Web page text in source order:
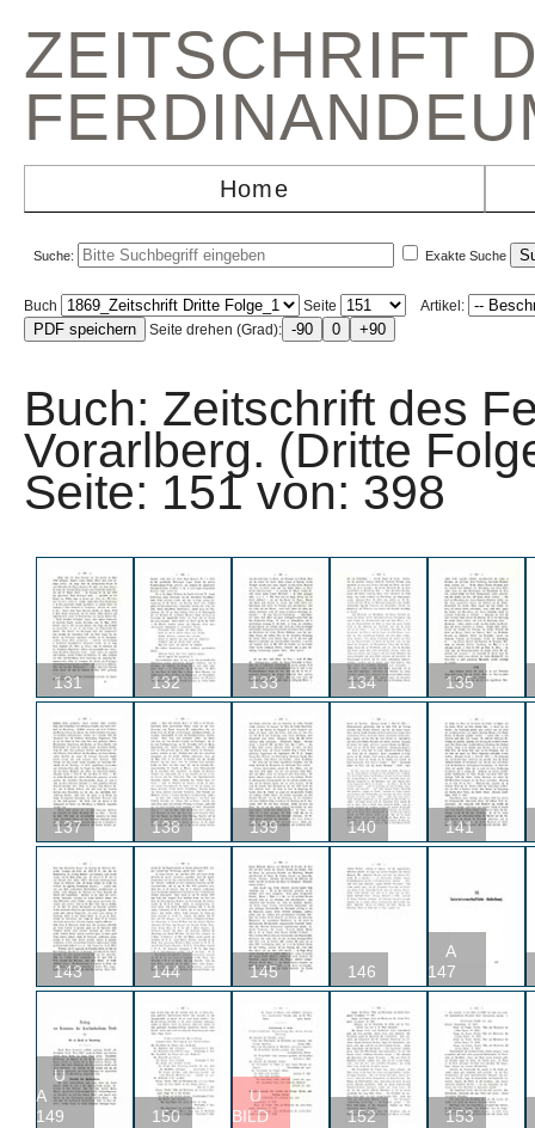
ZEITSCHRIFT
Home
Suche: Exakte Suche
Buch Seite
Artikel:
Seite drehen (Grad):
Buch: Zeitschrift des
Vorarlberg. (Dritte
Seite: 151 von:
131 132 133 134 135
137 138 139 140 141
143 144 145 146
A
147
U
A
149
150
U
BILD
152 153